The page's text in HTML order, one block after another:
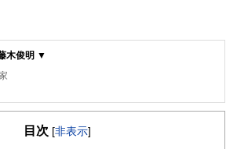
木俊明 ▼
バティアカデミー講師
年間経営。その実績から明治大学リバティアカデ
目次 [非表示]